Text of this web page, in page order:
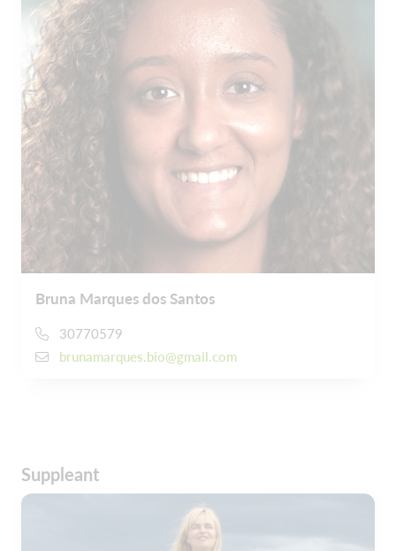
Bruna Marques dos Santos
30770579
brunamarques.bio@gmail.com
Suppleant